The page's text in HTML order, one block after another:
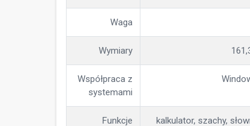
Waga
Wymiary
Współpraca z
systemami
Funkcje
kalkulator, szachy,